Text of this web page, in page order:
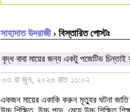
সাহাদাত উদরাজী› বিস্তারিত পোস্টঃ
বৃদ্ধ বাবা মায়ের জন্য একটু পজেটিভ চিন্তাই
০৩ রা জুন, ২০২৬ রাত ১১:০২
একজন মায়ের একাকি করুন মৃত্যুর ঘটনা